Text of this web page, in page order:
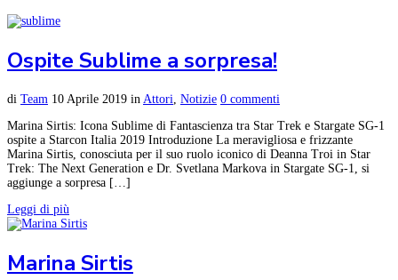
Ospite Sublime a sorpresa!
di Team 10 Aprile 2019 in Attori Notizie 0 commenti
Marina Sirtis: Icona Sublime di Fantascienza tra Star Trek e Stargate SG-1
ospite a Starcon Italia 2019 Introduzione La meravigliosa e frizzante
Marina Sirtis, conosciuta per il suo ruolo iconico di Deanna Troi in Star
Trek: The Next Generation e Dr. Svetlana Markova in Stargate SG-1, si
aggiunge a sorpresa […]
Leggi di più
Marina Sirtis